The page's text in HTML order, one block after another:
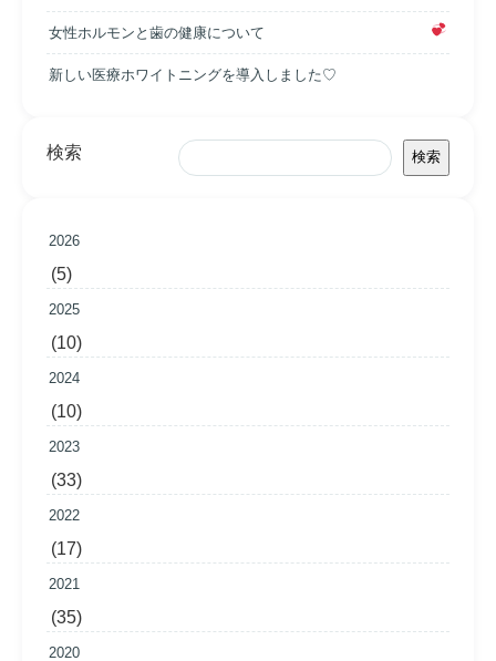
女性ホルモンと歯の健康について
新しい医療ホワイトニングを導入しました♡
検索 検索
2026
(5)
2025
(10)
2024
(10)
2023
(33)
2022
(17)
2021
(35)
2020